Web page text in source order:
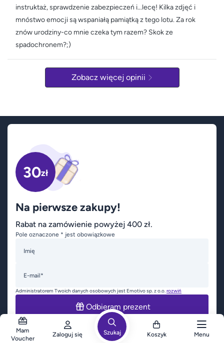
Mam
Voucher
Zaloguj się Szukaj Koszyk Menu
instruktaż, sprawdzenie zabezpieczeń i...lecę! Kilka zdjęć i
mnóstwo emocji są wspaniałą pamiątką z tego lotu. Za rok
znów urodziny-co mnie czeka tym razem? Skok ze
spadochronem?;)
Zobacz więcej opinii
30zł
Na pierwsze zakupy!
Rabat na zamówienie powyżej 400 zł.
Pole oznaczone * jest obowiązkowe
Imię
E-mail*
Administratorem Twoich danych osobowych jest Emotivo sp. z o.o.rozwiń
Odbieram prezent